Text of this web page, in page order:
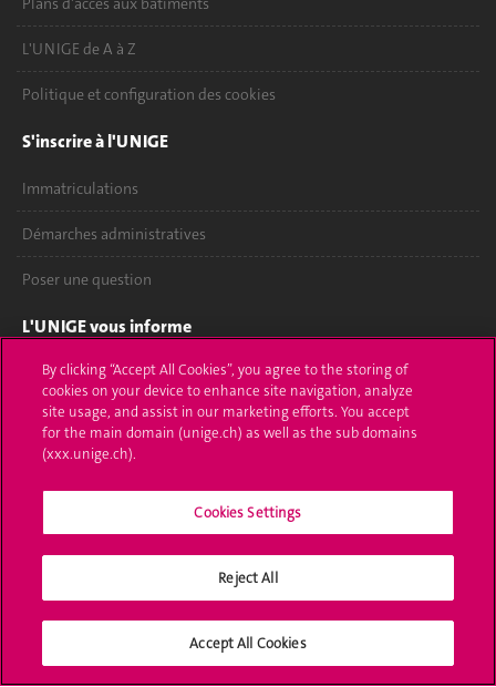
L'UNIGE de A à Z
Politique et configuration des cookies
S'inscrire à l'UNIGE
Immatriculations
Démarches administratives
Poser une question
L'UNIGE vous informe
UNIGE Mobile
Médias
Offres d'emploi
Calendrier académique
Médias sociaux UNIGE
By clicking “Accept All Cookies”, you agree to the storing of
cookies on your device to enhance site navigation, analyze
site usage, and assist in our marketing efforts. You accept
for the main domain (unige.ch) as well as the sub domains
(xxx.unige.ch).
Cookies Settings
Reject All
Accept All Cookies